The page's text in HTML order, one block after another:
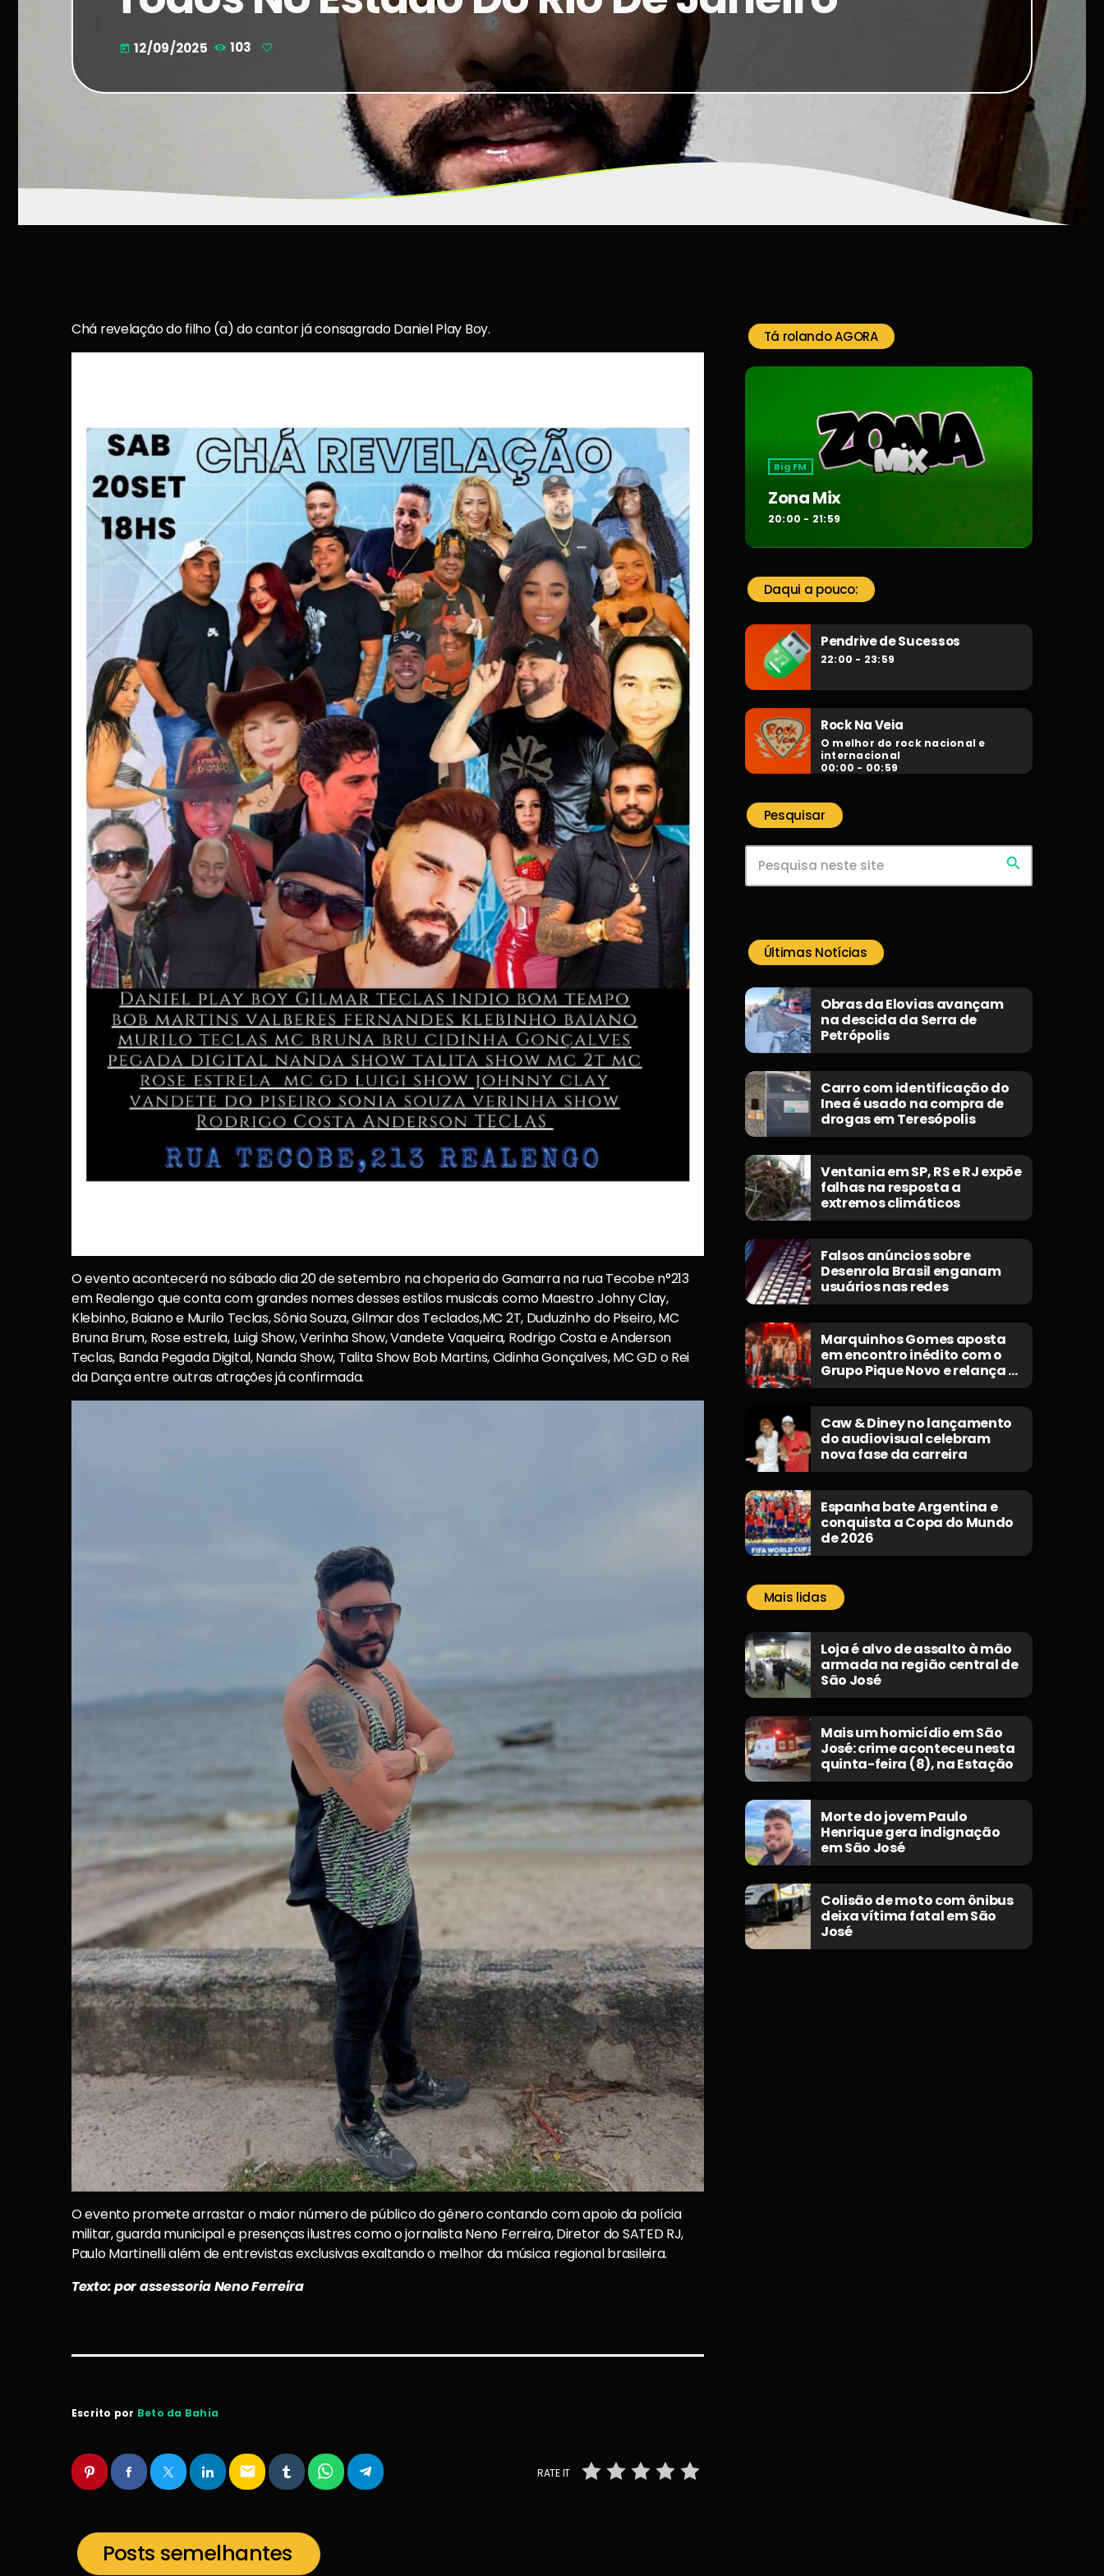
today 12/09/2025 103
Chá revelação do filho (a) do cantor já consagrado Daniel Play Boy.
O evento acontecerá no sábado dia 20 de setembro na choperia do Gamarra na rua Tecobe n°213
em Realengo que conta com grandes nomes desses estilos musicais como Maestro Johny Clay,
Klebinho, Baiano e Murilo Teclas, Sônia Souza, Gilmar dos Teclados,MC 2T, Duduzinho do Piseiro, MC
Bruna Brum, Rose estrela, Luigi Show, Verinha Show, Vandete Vaqueira, Rodrigo Costa e Anderson
Teclas, Banda Pegada Digital, Nanda Show, Talita Show Bob Martins, Cidinha Gonçalves, MC GD o Rei
da Dança entre outras atrações já confirmada.
O evento promete arrastar o maior número de público do gênero contando com apoio da polícia
militar, guarda municipal e presenças ilustres como o jornalista Neno Ferreira, Diretor do SATED RJ,
Paulo Martinelli além de entrevistas exclusivas exaltando o melhor da música regional brasileira.
Texto: por assessoria Neno Ferreira
Escrito por Beto da Bahia
email RATE IT
Posts semelhantes
Tá rolando AGORA
Big FM
Zona Mix
20:00 - 21:59
Daqui a pouco:
Pendrive de Sucessos
22:00 - 23:59
Rock Na Veia
O melhor do rock nacional e
internacional
00:00 - 00:59
Pesquisar
search
Últimas Notícias
Obras da Elovias avançam
na descida da Serra de
Petrópolis
Carro com identificação do
Inea é usado na compra de
drogas em Teresópolis
Ventania em SP, RS e RJ expõe
falhas na resposta a
extremos climáticos
Falsos anúncios sobre
Desenrola Brasil enganam
usuários nas redes
Marquinhos Gomes aposta
em encontro inédito com o
Grupo Pique Novo e relança o
clássico “Não Morrerei”
Caw & Diney no lançamento
do audiovisual celebram
nova fase da carreira
Espanha bate Argentina e
conquista a Copa do Mundo
de 2026
Mais lidas
Loja é alvo de assalto à mão
armada na região central de
São José
Mais um homicídio em São
José: crime aconteceu nesta
quinta-feira (8), na Estação
Morte do jovem Paulo
Henrique gera indignação
em São José
Colisão de moto com ônibus
deixa vítima fatal em São
José